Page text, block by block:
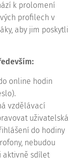
k prolomení
profilech v
aby jim poskytli
online hodin
vzdělávací
uživatelská
do hodiny
nebudou
aktivně sdílet